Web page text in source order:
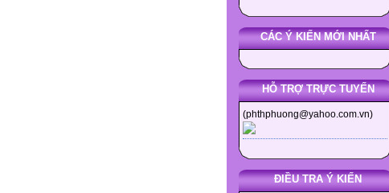
CÁC Ý KIẾN MỚI NHẤT
HỖ TRỢ TRỰC TUYẾN
(phthphuong@yahoo.com.vn)
ĐIỀU TRA Ý KIẾN